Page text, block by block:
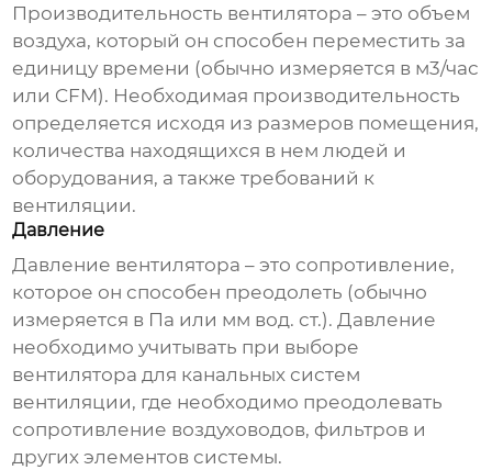
Производительность вентилятора – это объем
воздуха, который он способен переместить за
единицу времени (обычно измеряется в м3/час
или CFM). Необходимая производительность
определяется исходя из размеров помещения,
количества находящихся в нем людей и
оборудования, а также требований к
вентиляции.
Давление
Давление вентилятора – это сопротивление,
которое он способен преодолеть (обычно
измеряется в Па или мм вод. ст.). Давление
необходимо учитывать при выборе
вентилятора для канальных систем
вентиляции, где необходимо преодолевать
сопротивление воздуховодов, фильтров и
других элементов системы.